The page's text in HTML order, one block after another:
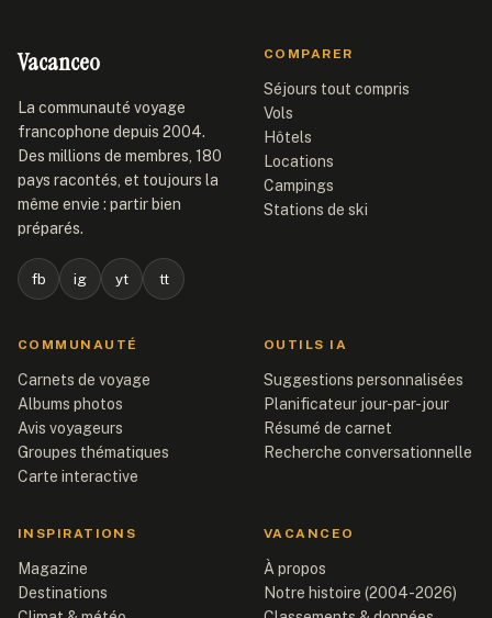
Vacanceo
La communauté voyage
francophone depuis 2004.
Des millions de membres, 180
pays racontés, et toujours la
même envie : partir bien
préparés.
fb ig yt tt
COMPARER
Séjours tout compris
Vols
Hôtels
Locations
Campings
Stations de ski
COMMUNAUTÉ
Carnets de voyage
Albums photos
Avis voyageurs
Groupes thématiques
Carte interactive
OUTILS IA
Suggestions personnalisées
Planificateur jour-par-jour
Résumé de carnet
Recherche conversationnelle
INSPIRATIONS
Magazine
Destinations
VACANCEO
À propos
Notre histoire (2004-2026)